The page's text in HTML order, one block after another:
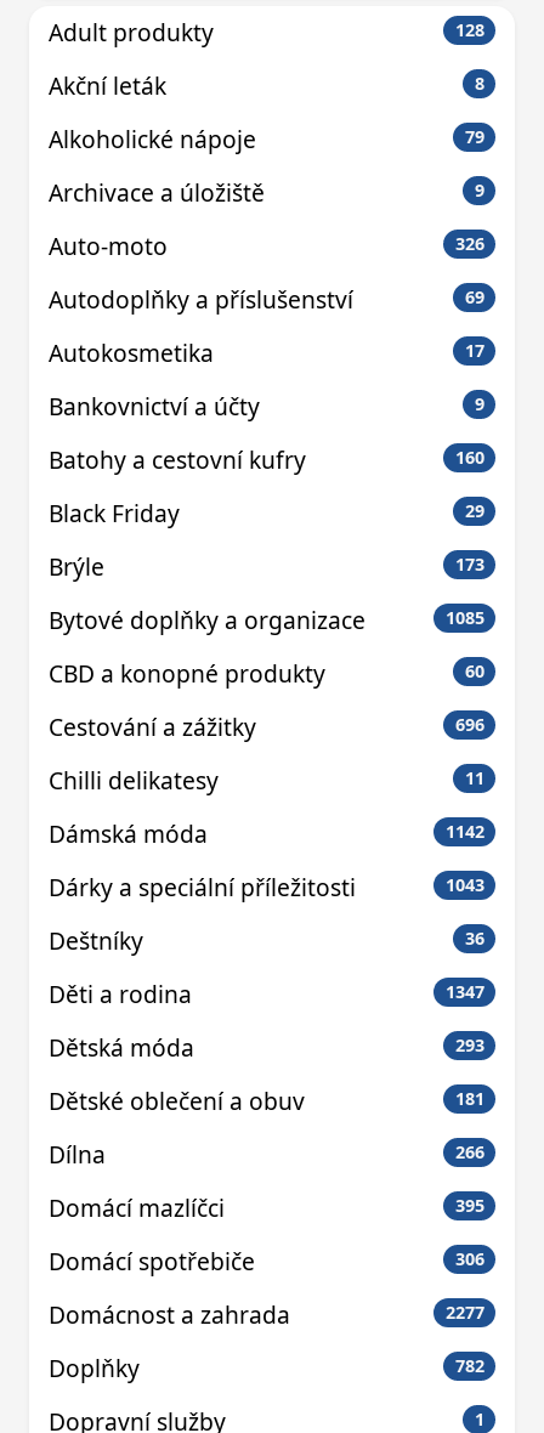
Adult produkty 128
Akční leták 8
Alkoholické nápoje 79
Archivace a úložiště 9
Auto-moto 326
Autodoplňky a příslušenství 69
Autokosmetika 17
Bankovnictví a účty 9
Batohy a cestovní kufry 160
Black Friday 29
Brýle 173
Bytové doplňky a organizace 1085
CBD a konopné produkty 60
Cestování a zážitky 696
Chilli delikatesy 11
Dámská móda 1142
Dárky a speciální příležitosti 1043
Deštníky 36
Děti a rodina 1347
Dětská móda 293
Dětské oblečení a obuv 181
Dílna 266
Domácí mazlíčci 395
Domácí spotřebiče 306
Domácnost a zahrada 2277
Doplňky 782
Dopravní služby 1